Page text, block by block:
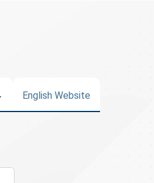
English Website